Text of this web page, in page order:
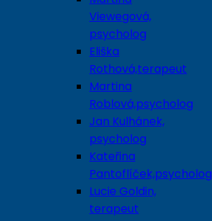
Viewegová,
psycholog
Eliška
Rothová,terapeut
Martina
Roblová,psycholog
Jan Kulhánek,
psycholog
Kateřina
Pantoflíček,psycholog
Lucie Goldin,
terapeut